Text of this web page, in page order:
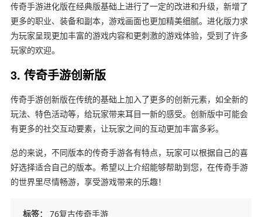
传奇手游进化版在经典版基础上进行了一定的改进和升级，新增了
更多的职业、装备和副本，游戏画面也更加精美细腻。进化版力求
为玩家呈现更加丰富的游戏内容和更刺激的游戏体验，受到了许多
玩家的欢迎。
3. 传奇手游创新版
传奇手游创新版在传统的基础上加入了更多的创新元素，如全新的
玩法、特色活动等，给玩家带来耳目一新的感受。创新版中可能会
有更多的社交互动要素，让玩家之间的互动更加丰富多彩。
总的来说，不同版本的传奇手游各有特点，玩家可以根据自己的喜
好选择适合自己的版本。希望以上介绍能够帮助到您，在传奇手游
的世界里尽情畅游，享受游戏带来的乐趣！
标签：
76复古传奇手游